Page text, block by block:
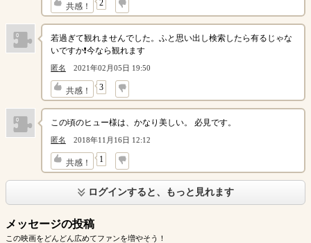
共感！ 2
↓
若過ぎて観れませんでした。ふと思い出し検索したら有るじゃな
いですか❗️今なら観れます
匿名 2021年02月05日 19:50
共感！ 3
↓
この頃のヒュー様は、かなり美しい。 必見です。
匿名 2018年11月16日 12:12
共感！ 1
↓
ログインすると、もっと見れます
メッセージの投稿
この映画をどんどん広めてファンを増やそう！